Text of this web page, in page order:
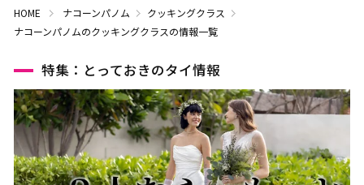
HOME ナコーンパノム
クッキングクラス
ナコーンパノムのクッキングクラスの情報一覧
特集：とっておきのタイ情報